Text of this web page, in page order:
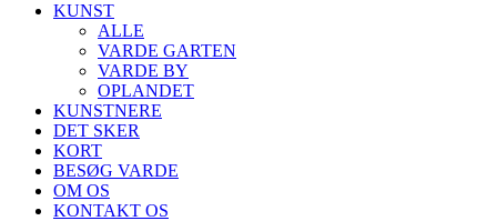
KUNST
ALLE
VARDE GARTEN
VARDE BY
OPLANDET
KUNSTNERE
DET SKER
KORT
BESØG VARDE
OM OS
KONTAKT OS